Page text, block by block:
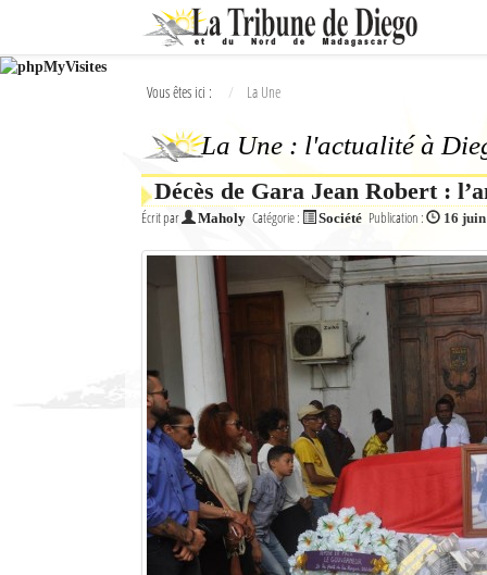
Ok
L'actualité à Diego Suarez
Vous êtes ici : La Une
La Une : l'actualité à
Décès de Gara Jean Robert :
Écrit par Maholy Catégorie : Société Publication : 16